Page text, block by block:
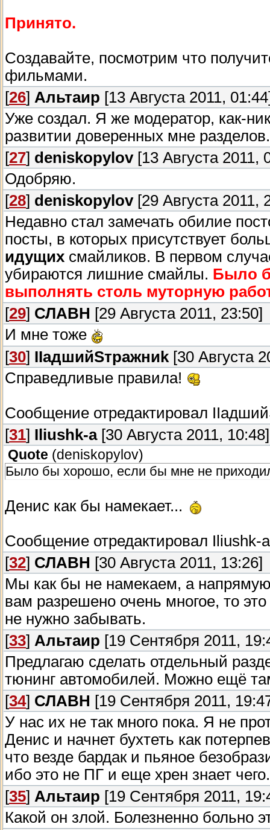
Принято.
Создавайте, посмотрим что
фильмами.
[26] Альтаир [13 Августа 2011,
Уже создал. Я же модератор, как-
развитии доверенных мне разделов.
[27] deniskopylov[13 Августа 2011,
Одобряю.
[28] deniskopylov[29 Августа 2011,
Недавно стал замечать обилие
посты, в которых присутствует
идущих смайликов. В первом
убираются лишние смайлы. Было
выполнять столь муторную
[29] СЛАВН [29 Августа 2011, 23:50]
И мне тоже
[30] IIадшийSтражниk [30 Августа
Справедливые правила!
Сообщение отредактировал
[31] Iliushk-a[30 Августа 2011, 10:48]
Quote (deniskopylov)
Было бы хорошо, если бы мне не
Денис как бы намекает...
Сообщение отредактировал Iliushk-a
[32] СЛАВН [30 Августа 2011, 13:26]
Мы как бы не намекаем, а
вам разрешено очень многое, то
не нужно забывать.
[33] Альтаир [19 Сентября 2011,
Предлагаю сделать отдельный
тюнинг автомобилей. Можно ещё
[34] СЛАВН [19 Сентября 2011,
У нас их не так много пока. Я не
Денис и начнет бухтеть как
что везде бардак и пьяное
ибо это не ПГ и еще хрен знает
[35] Альтаир [19 Сентября 2011,
Какой он злой. Болезненно больно